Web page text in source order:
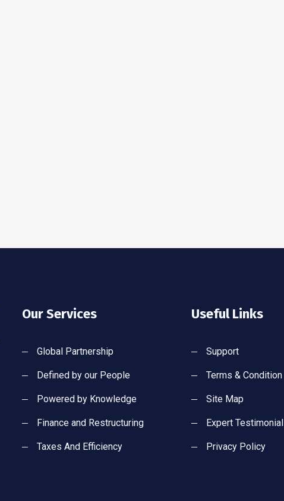
Our Services
Global Partnership
Defined by our People
Powered by Knowledge
Finance and Restructuring
Taxes And Efficiency
Useful Links
Support
Terms & Condition
Site Map
Expert Testimonial
Privacy Policy